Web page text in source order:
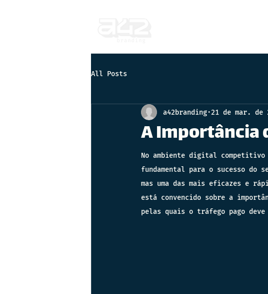
All Posts
A Importância
a42branding 21 de mar. de
No ambiente digital
fundamental para o sucesso do
mas uma das mais eficazes e
está convencido sobre a
pelas quais o tráfego pago